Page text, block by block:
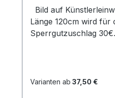
Bild auf Künstlerleinwand Mit dem Bibelvers: Alle meine Wege liegen offen vor Dir. Ps. 119,168 Beim Versand von Bildern ab dem
Länge 120cm wird für
Sperrgutzuschlag 30€.
Varianten ab 37,50 €